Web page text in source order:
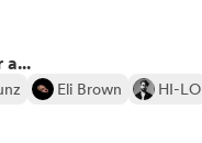
a...
Eli Brown HI-LO